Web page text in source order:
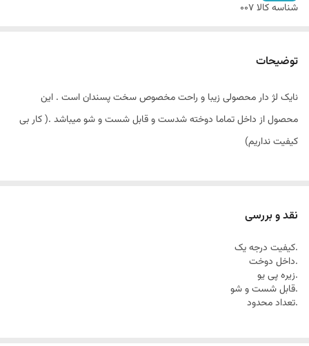
شناسه کالا007
توضیحات
نایک لژ دار محصولی زیبا و راحت مخصوص سخت پسندان است . این
محصول از داخل تماما دوخته شدست و قابل شست و شو میباشد .( کار بی
کیفیت نداریم)
نقد و بررسی
.کیفیت درجه یک
.داخل دوخت
.زیره پی یو
.قابل شست و شو
.تعداد محدود